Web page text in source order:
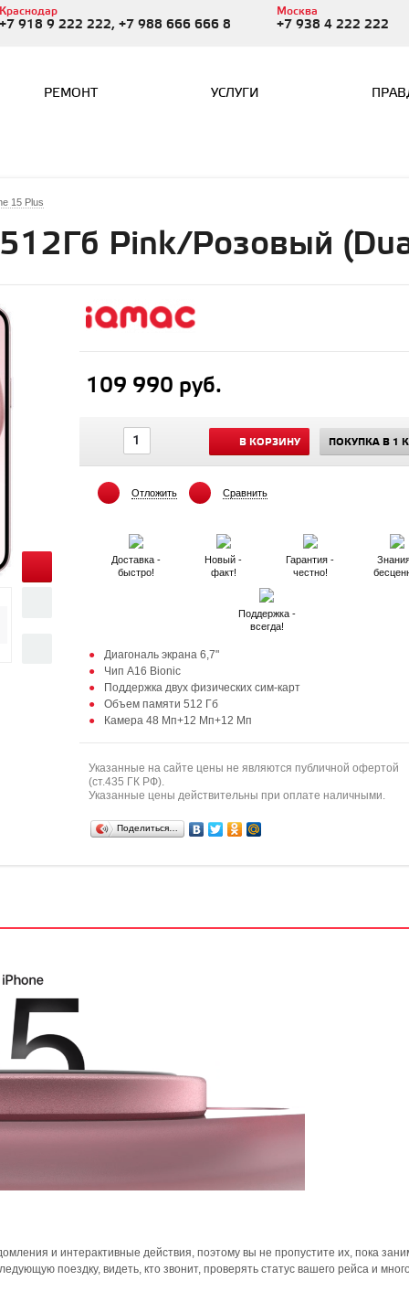
Краснодар
+7 918 9 222 222, +7 988 666 666 8
Москва
+7 938 4 222 222
РЕМОНТ УСЛУГИ
15 Plus
Pink/Розовый
109 990 руб.
В КОРЗИНУ ПОКУПКА В 1
Отложить Сравнить
Доставка -
быстро!
Новый -
факт!
Гарантия -
честно!
Поддержка -
всегда!
Диагональ экрана 6,7"
Чип A16 Bionic
Поддержка двух физических сим-карт
Объем памяти 512 Гб
Камера 48 Мп+12 Мп+12 Мп
Указанные на сайте цены не являются публичной офертой
(ст.435 ГК РФ).
Указанные цены действительны при оплате наличными.
Поделиться…
и интерактивные действия, поэтому вы не пропустите их, пока
поездку, видеть, кто звонит, проверять статус вашего рейса и